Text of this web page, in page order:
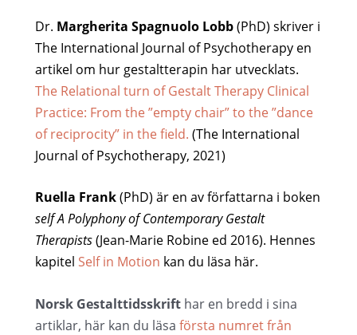
Dr. Margherita Spagnuolo Lobb(PhD) skriver i
The International Journal of Psychotherapy en
artikel om hur gestaltterapin har utvecklats.
The Relational turn of Gestalt Therapy Clinical
Practice: From the ”empty chair” to the ”dance
of reciprocity” in the field. (The International
Journal of Psychotherapy, 2021)
Ruella Frank(PhD) är en av författarna i boken
self A Polyphony of Contemporary Gestalt
Therapists(Jean-Marie Robine ed 2016). Hennes
kapitel Self in Motion kan du läsa här.
Norsk Gestalttidsskrift har en bredd i sina
artiklar, här kan du läsa första numret från